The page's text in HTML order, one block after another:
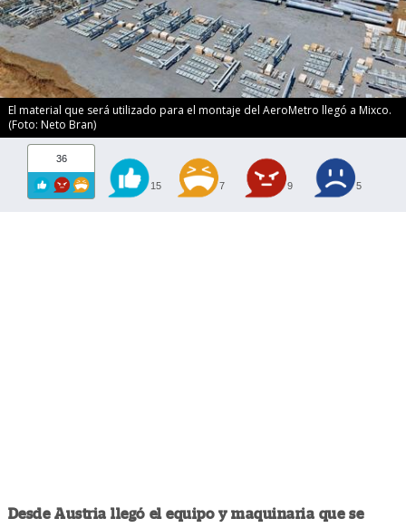
El material que será utilizado para el montaje del AeroMetro llegó a Mixco.
(Foto: Neto Bran)
36
15 7 9 5
Desde Austria llegó el equipo y maquinaria que se